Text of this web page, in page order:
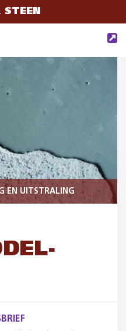
STEEN
EN UITSTRALING